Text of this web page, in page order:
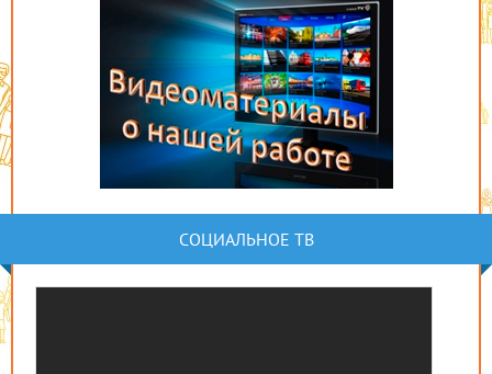
СОЦИАЛЬНОЕ ТВ